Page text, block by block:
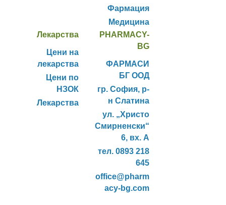
Фармация
Медицина
Лекарства
Цени на
лекарства
Цени по
НЗОК
Лекарства
PHARMACY-
BG
ФАРМАСИ
БГ ООД
гр. София, р-
н Слатина
ул. „Христо
Смирненски“
6, вх. А
тел. 0893 218
645
office@pharm
acy-bg.com